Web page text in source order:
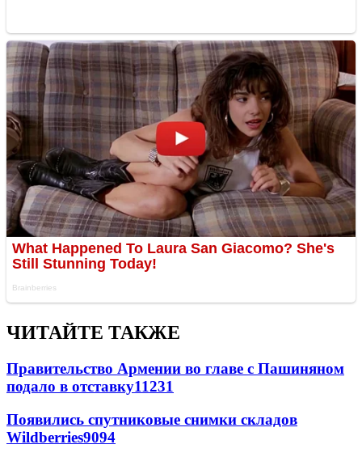
ЧИТАЙТЕ ТАКЖЕ
Правительство Армении во главе с Пашиняном
подало в отставку11231
Появились спутниковые снимки складов
Wildberries9094